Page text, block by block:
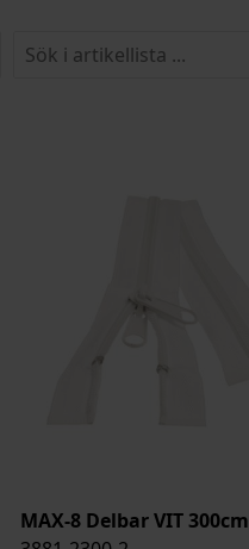
MAX-8 Delbar VIT 300cm